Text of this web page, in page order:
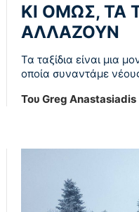
ΚΙ ΟΜΩΣ, ΤΑ
ΑΛΛΑΖΟΥΝ
Τα ταξίδια είναι μια
οποία συναντάμε
Του Greg Anastasiadis